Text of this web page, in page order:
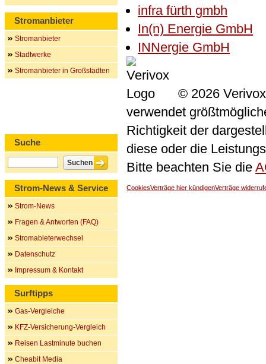
infra fürth gmbh
In(n) Energie GmbH
INNergie GmbH
© 2026
verwendet
Richtigkeit der
diese oder die
Bitte beachten Sie die
CookiesVerträge hier kündigenVerträge
Stromanbieter
Stromanbieter
Stadtwerke
Stromanbieter in Großstädten
Suche
Strom-News & Service
Strom-News
Fragen & Antworten (FAQ)
Stromabieterwechsel
Datenschutz
Impressum & Kontakt
Surftipps
Gas-Vergleiche
KFZ-Versicherung-Vergleich
Reisen Lastminute buchen
Cheabit Media